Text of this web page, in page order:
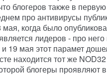
блогеров также в
про антивирусы
мая, когда было
лидеров - про
19 мая этот парамет
находится тот же
блогеры проявляют